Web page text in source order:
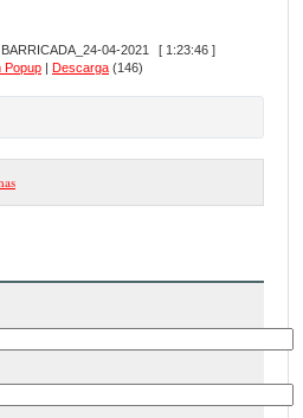
04-2021
[ 1:23:46 ]
Popup | Descarga (146)